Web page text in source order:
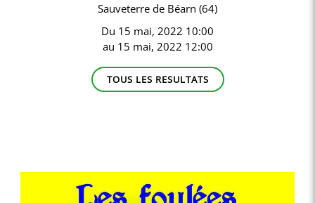
Sauveterre de Béarn (64)
Du 15 mai, 2022 10:00
au 15 mai, 2022 12:00
TOUS LES RESULTATS